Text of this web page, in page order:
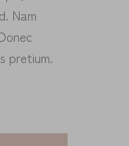
Nam
pretium.